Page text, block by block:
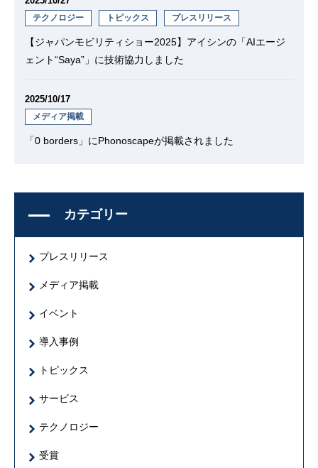
テクノロジー トピックス プレスリリース
【ジャパンモビリティショー2025】アイシンの「AIエージ
ェント“Saya”」に技術協力しました
2025/10/17
メディア掲載
「0 borders」にPhonoscapeが掲載されました
カテゴリー
プレスリリース
メディア掲載
イベント
導入事例
トピックス
サービス
テクノロジー
受賞